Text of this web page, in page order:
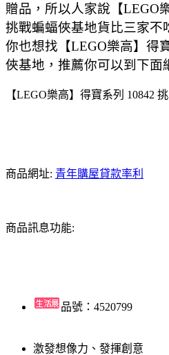
贈品，所以人家說【LEGO
挑戰蝙蝠俠基地貨比三家不
你也想找【LEGO樂高】得
俠基地，推薦你可以到下面
【LEGO樂高】得寶系列 10842
商品網址: 青年購屋貸款率利
商品訊息功能:
品號：4520799
激發想像力、發揮創意